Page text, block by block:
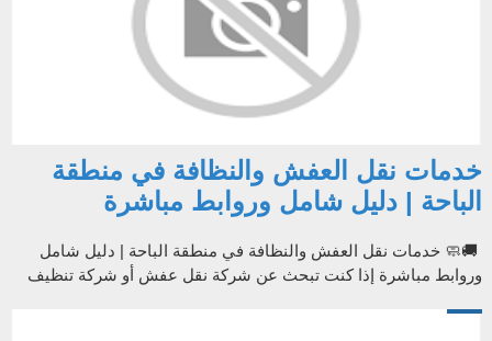
خدمات نقل العفش والنظافة في منطقة
الباحة | دليل شامل وروابط مباشرة
🚚🧼 خدمات نقل العفش والنظافة في منطقة الباحة | دليل شامل
وروابط مباشرة إذا كنت تبحث عن شركة نقل عفش أو شركة تنظيف